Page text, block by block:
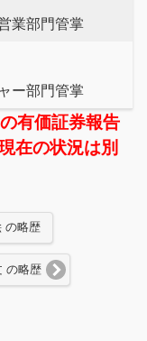
業部門管掌
ー部門管掌
有価証券報告
在の状況は別
の略歴
の略歴